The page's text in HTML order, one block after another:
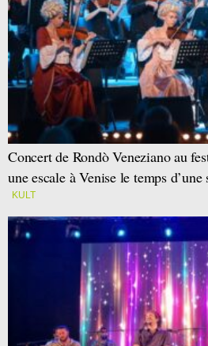
Concert de Rondò Veneziano au
une escale à Venise le temps d’une
KULT